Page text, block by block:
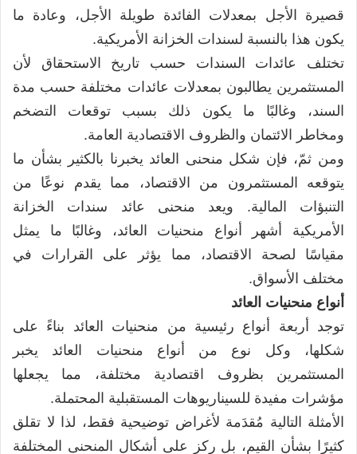
قصيرة الأجل بمعدلات الفائدة طويلة الأجل، وعادة ما
يكون هذا بالنسبة لسندات الخزانة الأمريكية.
تختلف عائدات السندات حسب تاريخ الاستحقاق لأن
المستثمرين يطالبون بمعدلات عائدات مختلفة حسب مدة
السند، وغالبًا ما يكون ذلك بسبب توقعات التضخم
ومخاطر الائتمان والظروف الاقتصادية العامة.
ومن ثمّ، فإن شكل منحنى العائد يخبرنا بالكثير بشأن ما
يتوقعه المستثمرون من الاقتصاد، مما يقدم نوعًا من
التنبؤات المالية. ويعد منحنى عائد سندات الخزانة
الأمريكية أشهر أنواع منحنيات العائد، وغالبًا ما يمثل
مقياسًا لصحة الاقتصاد، مما يؤثر على القرارات في
مختلف الأسواق.
أنواع منحنيات العائد
توجد أربعة أنواع رئيسية من منحنيات العائد بناءً على
شكلها، وكل نوع من أنواع منحنيات العائد يخبر
المستثمرين بظروف اقتصادية مختلفة، مما يجعلها
مؤشرات مفيدة للسيناريوهات المستقبلية المحتملة.
الأمثلة التالية مُقدَمة لأغراض توضيحية فقط، لذا لا تقلق
كثيرًا بشأن القيم، بل ركز على أشكال المنحنى المختلفة